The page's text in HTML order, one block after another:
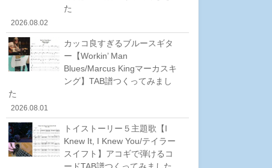
た
2026.08.02
カッコ良すぎるブルースギタ
ー【Workin’ Man
Blues/Marcus Kingマーカスキ
ング】TAB譜つくってみまし
た
2026.08.01
トイストーリー５主題歌【I
Knew It, I Knew You/テイラー
スイフト】アコギで弾けるコ